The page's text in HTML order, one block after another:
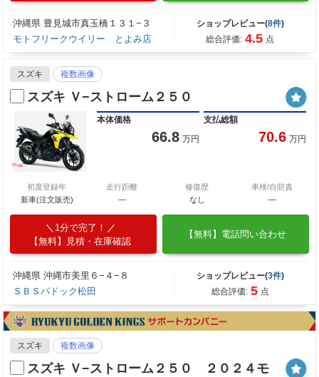
沖縄県 豊見城市真玉橋１３１−３
モトフリークウイリー とよみ店
ショップレビュー(8件)
総合評価: 4.5 点
スズキ 複数画像
スズキ Ｖ−ストローム２５０
本体価格
66.8 万円
支払総額
70.6 万円
初度登録年
新車(注文販売)
走行距離
―
修復歴
なし
車検/自賠責
―
1分で完了！
【無料】見積・在庫確認
【無料】電話問い合わせ
沖縄県 沖縄市美里６−４−８
ＳＢＳパドック松田
ショップレビュー(3件)
総合評価: 5 点
スズキ 複数画像
スズキ Ｖ−ストローム２５０ ２０２４モ